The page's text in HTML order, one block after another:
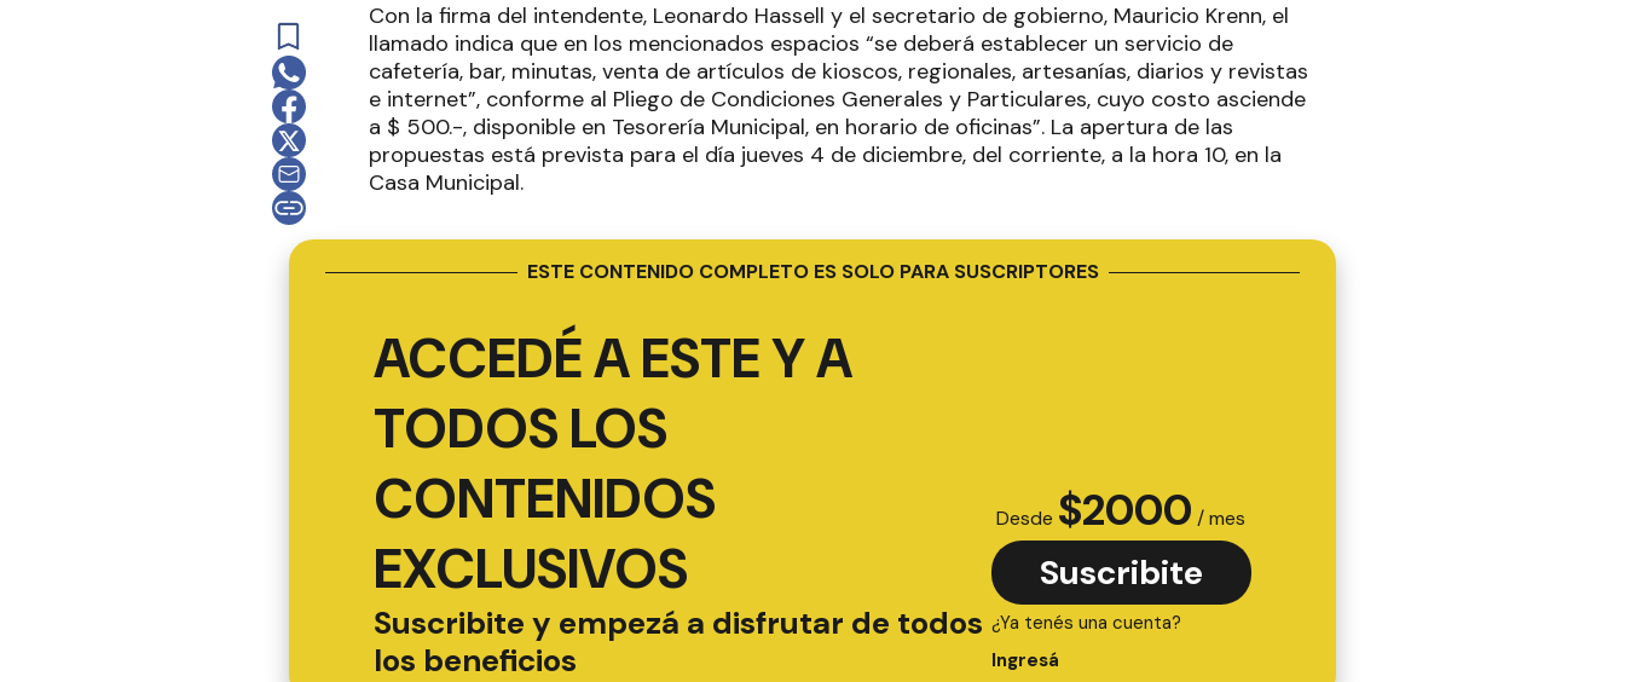
Con la firma del intendente, Leonardo Hassell y el secretario de gobierno, Mauricio Krenn, el
llamado indica que en los mencionados espacios “se deberá establecer un servicio de
cafetería, bar, minutas, venta de artículos de kioscos, regionales, artesanías, diarios y revistas
e internet”, conforme al Pliego de Condiciones Generales y Particulares, cuyo costo asciende
a $ 500.-, disponible en Tesorería Municipal, en horario de oficinas”. La apertura de las
propuestas está prevista para el día jueves 4 de diciembre, del corriente, a la hora 10, en la
Casa Municipal.
ESTE CONTENIDO COMPLETO ES SOLO PARA SUSCRIPTORES
ACCEDÉ A ESTE Y A
TODOS LOS
CONTENIDOS
EXCLUSIVOS
Suscribite y empezá a disfrutar de todos
los beneficios
Desde $2000 / mes
Suscribite
¿Ya tenés una cuenta?
Ingresá